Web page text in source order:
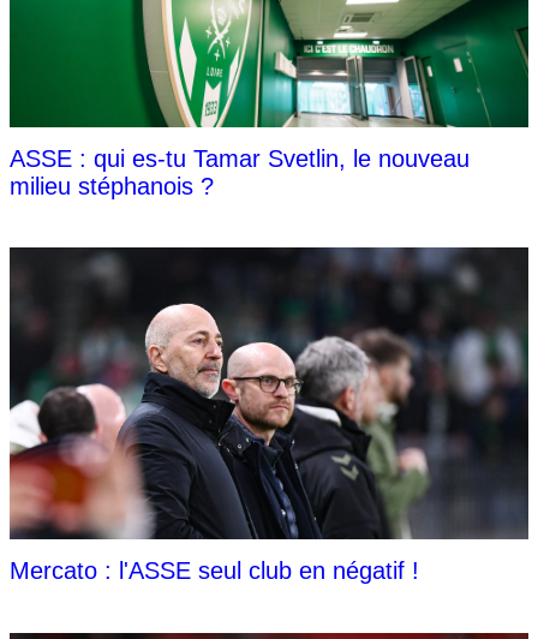
ASSE : qui es-tu Tamar Svetlin, le nouveau
milieu stéphanois ?
Mercato : l'ASSE seul club en négatif !